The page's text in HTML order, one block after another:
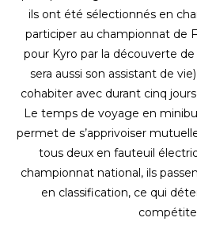
ils ont été sélectionnés en
participer au championnat de
pour Kyro par la découverte
sera aussi son assistant de
cohabiter avec durant cinq
Le temps de voyage en
permet de s’apprivoiser
tous deux en fauteuil
championnat national, ils
en classification, ce qui